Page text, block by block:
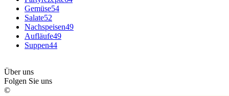
Gemüse54
Salate52
Nachspeisen49
Aufläufe49
Suppen44
Über uns
Folgen Sie uns
©